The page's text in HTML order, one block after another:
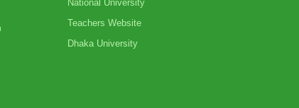
National University
Teachers Website
Dhaka University